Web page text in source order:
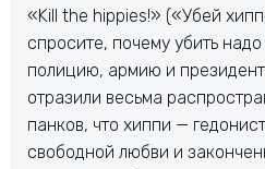
«Kill the hippies!» («Убей
спросите, почему убить
полицию, армию и
отразили весьма
панков, что хиппи —
свободной любви и